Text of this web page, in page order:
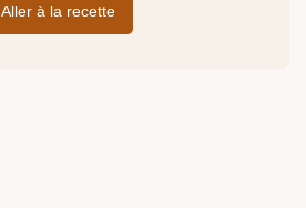
Aller à la recette